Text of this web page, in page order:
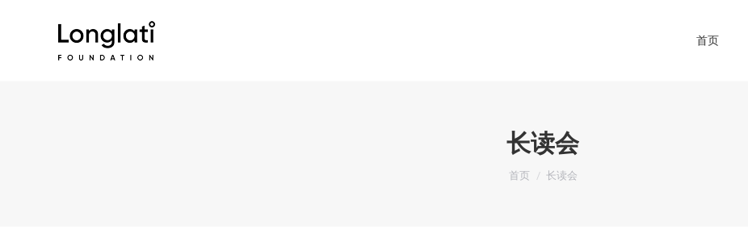
首页
长读会
你在这里：
首页 长读会
首页